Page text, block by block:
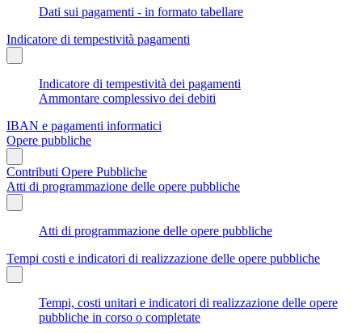
Dati sui pagamenti - in formato tabellare
Indicatore di tempestività pagamenti
Indicatore di tempestività dei pagamenti
Ammontare complessivo dei debiti
IBAN e pagamenti informatici
Opere pubbliche
Contributi Opere Pubbliche
Atti di programmazione delle opere pubbliche
Atti di programmazione delle opere pubbliche
Tempi costi e indicatori di realizzazione delle opere pubbliche
Tempi, costi unitari e indicatori di realizzazione delle opere
pubbliche in corso o completate